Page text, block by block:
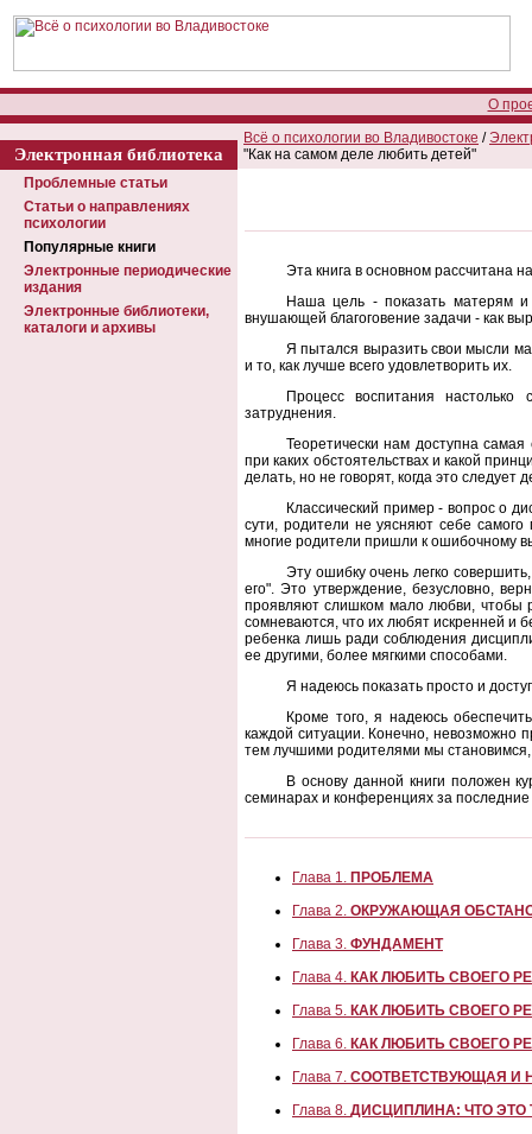
О
Электронная библиотека
Проблемные статьи
Статьи о направлениях
психологии
Популярные книги
Электронные периодические
издания
Электронные библиотеки,
каталоги и архивы
Всё о психологии во Владивостоке /
"Как на самом деле любить детей"
Эта книга в основном рассчитана
Наша цель - показать матерям
внушающей благоговение задачи - как
Я пытался выразить свои мысли
и то, как лучше всего удовлетворить их.
Процесс воспитания
затруднения.
Теоретически нам доступна
при каких обстоятельствах и какой
делать, но не говорят, когда это следует
Классический пример - вопрос о
сути, родители не уясняют себе
многие родители пришли к ошибочному
Эту ошибку очень легко
его". Это утверждение, безусловно,
проявляют слишком мало любви, чтобы
сомневаются, что их любят искренней и
ребенка лишь ради соблюдения
ее другими, более мягкими способами.
Я надеюсь показать просто и
Кроме того, я надеюсь
каждой ситуации. Конечно, невозможно
тем лучшими родителями мы
В основу данной книги положен
семинарах и конференциях за последние
Глава 1. ПРОБЛЕМА
Глава 2. ОКРУЖАЮЩАЯ
Глава 3. ФУНДАМЕНТ
Глава 4. КАК ЛЮБИТЬ СВОЕГО
Глава 5. КАК ЛЮБИТЬ СВОЕГО
Глава 6. КАК ЛЮБИТЬ СВОЕГО
Глава 7. СООТВЕТСТВУЮЩАЯ И
Глава 8. ДИСЦИПЛИНА: ЧТО ЭТО